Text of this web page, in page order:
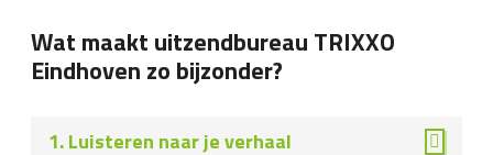
Wat maakt uitzendbureau TRIXXO
Eindhoven zo bijzonder?
1. Luisteren naar je verhaal